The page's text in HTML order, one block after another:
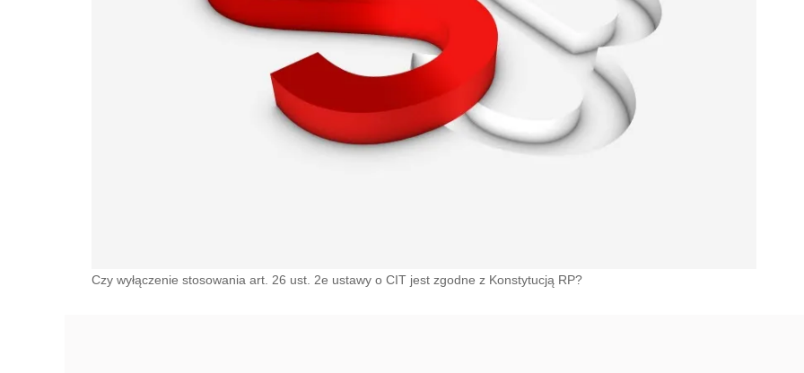
Czy wyłączenie stosowania art. 26 ust. 2e ustawy o CIT jest zgodne z Konstytucją RP?